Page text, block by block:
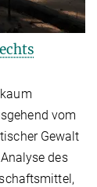
vom
Gewalt
des